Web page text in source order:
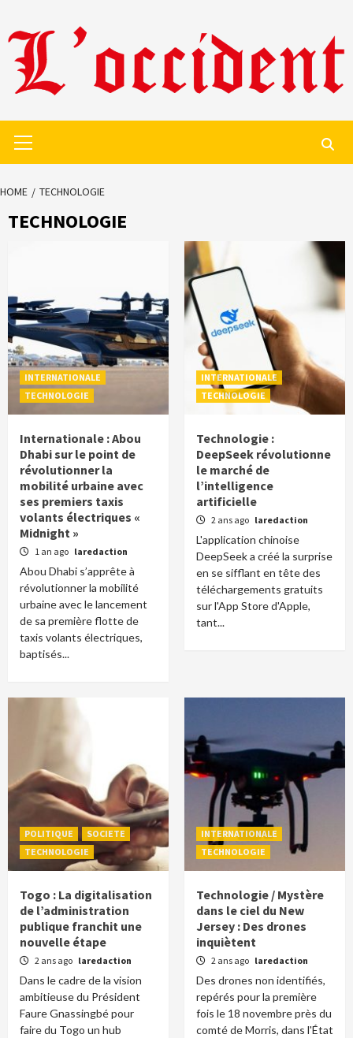
to
content
Menu
HOME TECHNOLOGIE
TECHNOLOGIE
INTERNATIONALE
TECHNOLOGIE
Internationale : Abou
Dhabi sur le point de
révolutionner la
mobilité urbaine avec
ses premiers taxis
volants électriques «
Midnight »
1 an ago laredaction
Abou Dhabi s’apprête à
révolutionner la mobilité
urbaine avec le lancement
de sa première flotte de
taxis volants électriques,
baptisés...
INTERNATIONALE
TECHNOLOGIE
Technologie :
DeepSeek révolutionne
le marché de
l’intelligence
artificielle
2 ans ago laredaction
L'application chinoise
DeepSeek a créé la surprise
en se sifflant en tête des
téléchargements gratuits
sur l'App Store d'Apple,
tant...
POLITIQUE
SOCIETE
TECHNOLOGIE
Togo : La digitalisation
de l’administration
publique franchit une
nouvelle étape
2 ans ago laredaction
Dans le cadre de la vision
ambitieuse du Président
Faure Gnassingbé pour
faire du Togo un hub
INTERNATIONALE
TECHNOLOGIE
Technologie / Mystère
dans le ciel du New
Jersey : Des drones
inquiètent
2 ans ago laredaction
Des drones non identifiés,
repérés pour la première
fois le 18 novembre près du
comté de Morris, dans l'État